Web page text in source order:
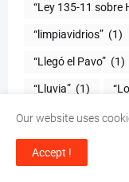
“Ley 135-11 sobre
“limpiavidrios” (1)
“Llegó el Pavo” (1)
“Lluvia” (1)
“lo habría matado”
“Loco de amor”
Our website uses
Accept !